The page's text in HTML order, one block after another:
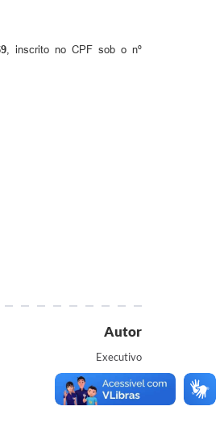
, inscrito no CPF sob o nº
Autor
Executivo